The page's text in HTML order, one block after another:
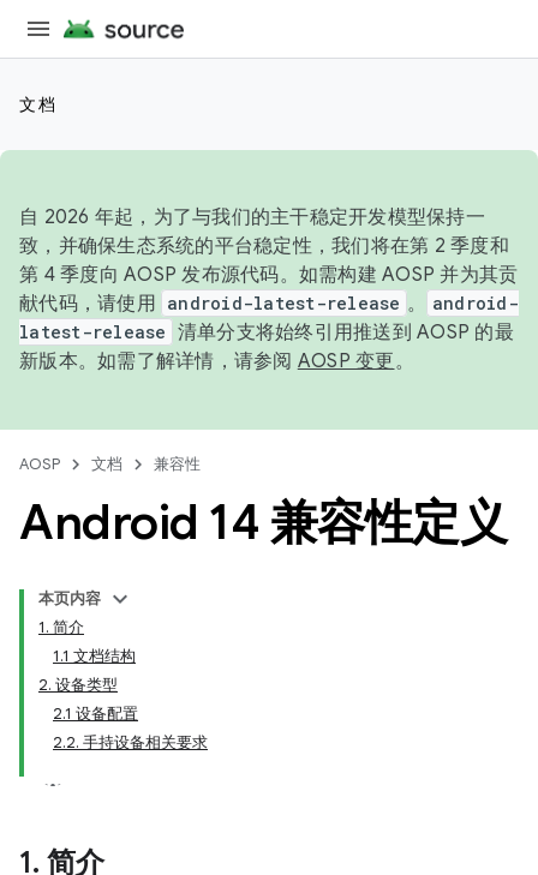
文档
自 2026 年起，为了与我们的主干稳定开发模型保持一
致，并确保生态系统的平台稳定性，我们将在第 2 季度和
第 4 季度向 AOSP 发布源代码。如需构建 AOSP 并为其贡
献代码，请使用 android-latest-release 。
android-
latest-release 清单分支将始终引用推送到 AOSP 的最
新版本。如需了解详情，请参阅 AOSP 变更。
AOSP 文档 兼容性
Android 14 兼容性定义
本页内容
1. 简介
1.1 文档结构
2. 设备类型
2.1 设备配置
2.2. 手持设备相关要求
1. 简介